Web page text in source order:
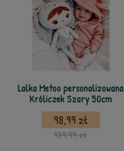
Lalka Metoo personalizowana
Króliczek Szary 50cm
98,99 zł
139,99 zł